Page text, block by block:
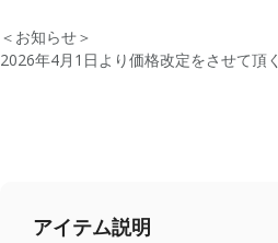
＜お知らせ＞
2026年4月1日より価格改定をさせて頂
アイテム説明